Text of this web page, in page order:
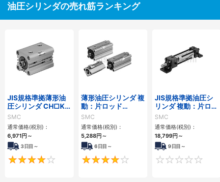
油圧シリンダの売れ筋ランキング
JIS規格準拠薄形油
圧シリンダ CH□KD
シリーズ
SMC
通常価格(税別)：
6,971円～
3日目～
4
薄形油圧シリンダ 複
動：片ロッド
CH□QBシリーズ
SMC
通常価格(税別)：
5,288円～
6日目～
4
JIS規格準拠油圧シ
リンダ 複動：片ロッ
ド CH2E・CH2F・
CH2G・CH2Hシリ
ーズ
SMC
通常価格(税別)：
18,799円～
9日目～